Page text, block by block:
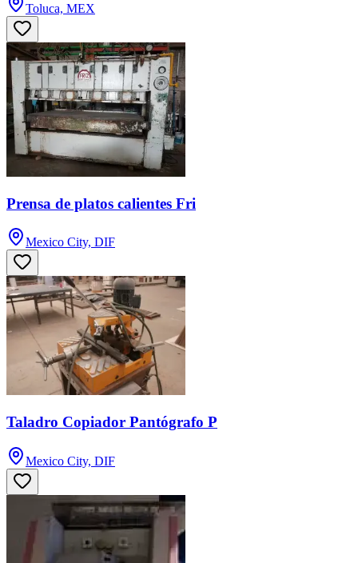
Toluca, MEX
Prensa de platos calientes Fri
Mexico City, DIF
Taladro Copiador Pantógrafo P
Mexico City, DIF